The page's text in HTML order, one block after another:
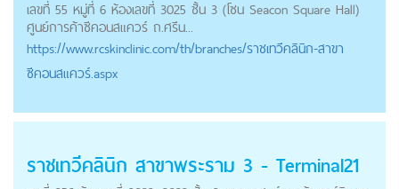
เลขที่ 55 หมู่ที่ 6 ห้องเลขที่ 3025 ชั้น 3 (โซน Seacon Square Hall)
ศูนย์การค้าซีคอนสแควร์ ถ.ศรีน...
https://www.rcskinclinic.com/th/branches/ราชเทวีคลินิก-สาขา
ซีคอนสแควร์.aspx
ราชเทวีคลินิก สาขาพระราม 3 - Terminal21